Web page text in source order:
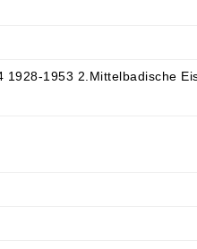
1953 2.Mittelbadische